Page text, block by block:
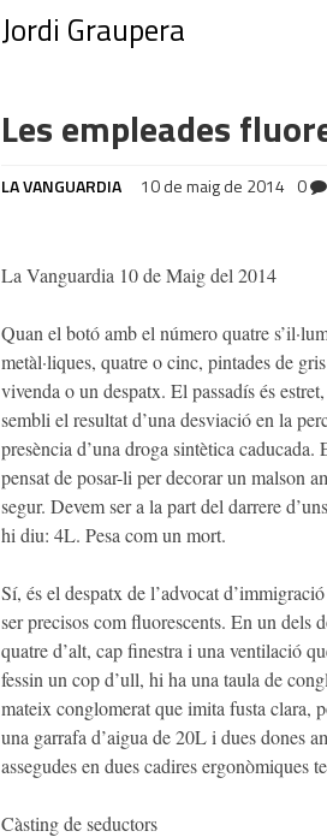
Jordi Graupera
Les empleades
LA VANGUARDIA 10 de maig de 2014 0
La Vanguardia 10 de Maig del 2014
Quan el botó amb el número quatre
metàl·liques, quatre o cinc, pintades de
vivenda o un despatx. El passadís és
sembli el resultat d’una desviació en la
presència d’una droga sintètica
pensat de posar-li per decorar un malson
segur. Devem ser a la part del darrere
hi diu: 4L. Pesa com un mort.
Sí, és el despatx de l’advocat
ser precisos com fluorescents. En un dels
quatre d’alt, cap finestra i una ventilació
fessin un cop d’ull, hi ha una taula de
mateix conglomerat que imita fusta clara,
una garrafa d’aigua de 20L i dues dones
assegudes en dues cadires ergonòmiques
Càsting de seductors